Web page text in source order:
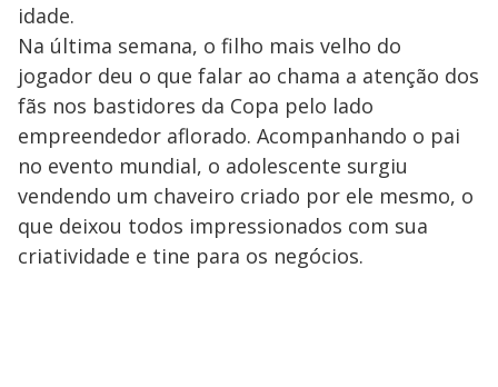
idade.
Na última semana, o filho mais velho do
jogador deu o que falar ao chama a atenção dos
fãs nos bastidores da Copa pelo lado
empreendedor aflorado. Acompanhando o pai
no evento mundial, o adolescente surgiu
vendendo um chaveiro criado por ele mesmo, o
que deixou todos impressionados com sua
criatividade e tine para os negócios.